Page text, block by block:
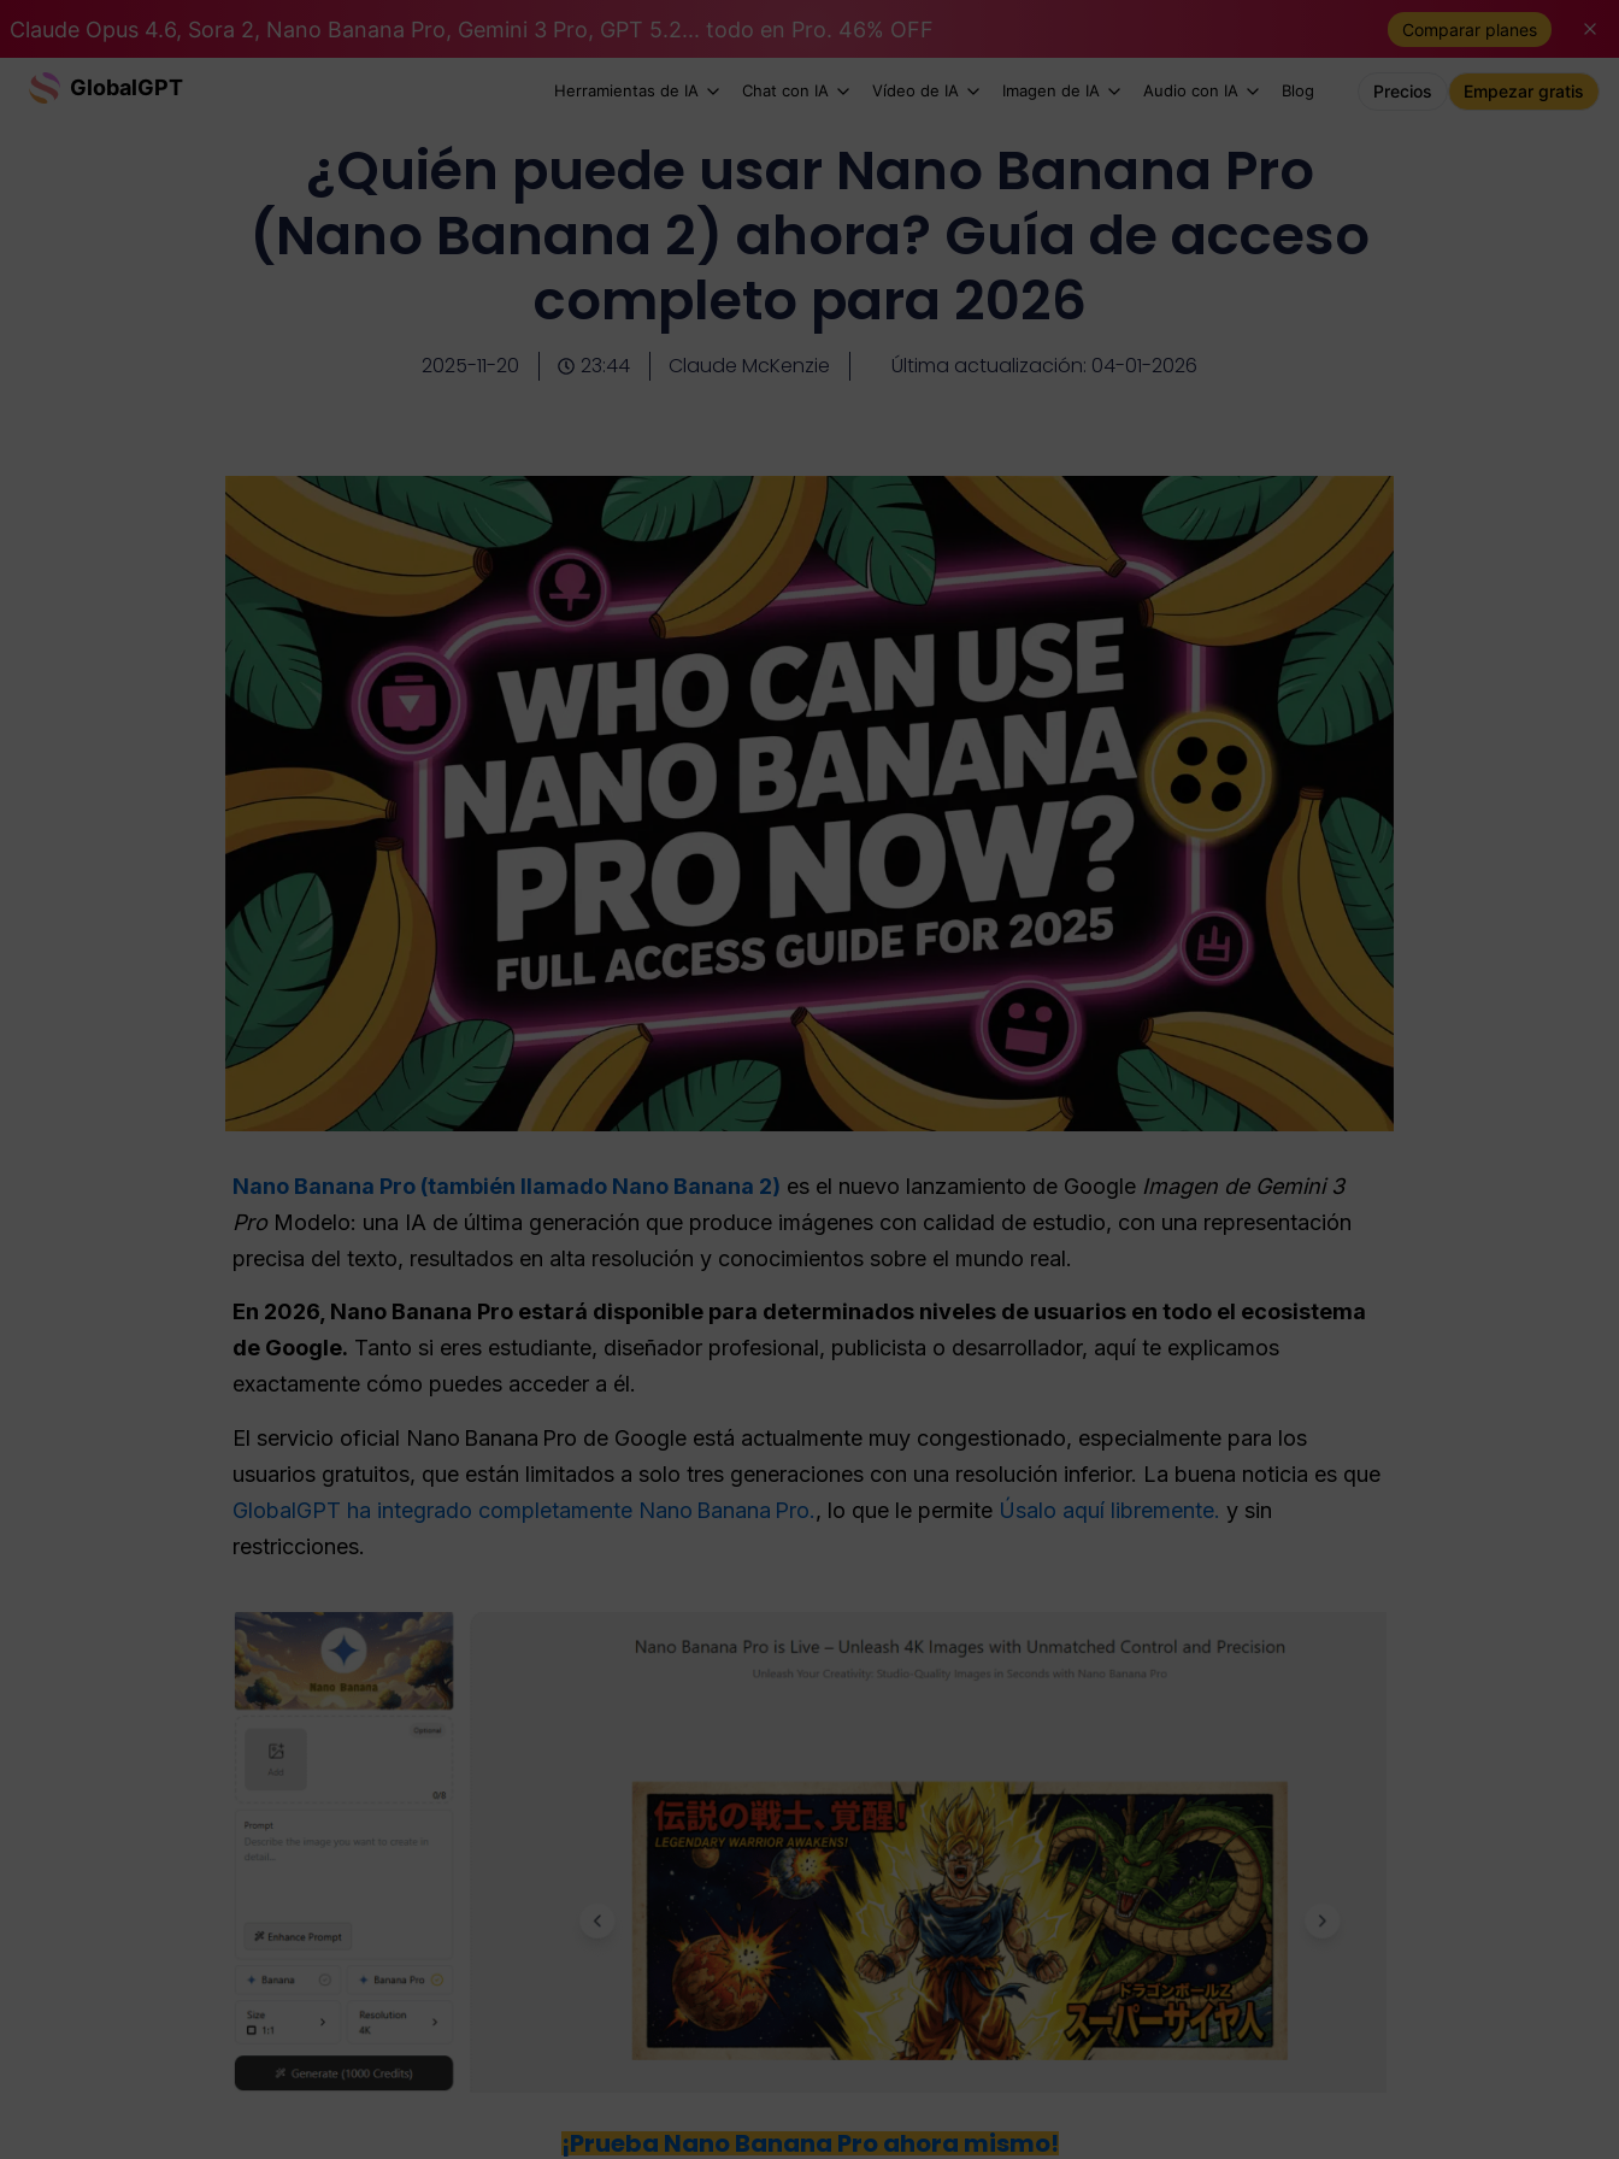
Claude Opus 4.6, Sora 2, Nano Banana Pro, Gemini 3 Pro, GPT 5.2... todo en Pro. 46% OFF Comparar planes
GlobalGPT Herramientas de IA Chat con IA Vídeo de IA Imagen de IA Audio con IA Blog Precios Empezar gratis
¿Quién puede usar Nano Banana Pro
(Nano Banana 2) ahora? Guía de acceso
completo para 2026
2025-11-20 23:44 Claude McKenzie Última actualización: 04-01-2026
Nano Banana Pro (también llamado Nano Banana 2) es el nuevo lanzamiento de Google Imagen de Gemini 3
Pro Modelo: una IA de última generación que produce imágenes con calidad de estudio, con una representación
precisa del texto, resultados en alta resolución y conocimientos sobre el mundo real.
En 2026, Nano Banana Pro estará disponible para determinados niveles de usuarios en todo el ecosistema
de Google. Tanto si eres estudiante, diseñador profesional, publicista o desarrollador, aquí te explicamos
exactamente cómo puedes acceder a él.
El servicio oficial Nano Banana Pro de Google está actualmente muy congestionado, especialmente para los
usuarios gratuitos, que están limitados a solo tres generaciones con una resolución inferior. La buena noticia es que
GlobalGPT ha integrado completamente Nano Banana Pro., lo que le permite Úsalo aquí libremente. y sin
restricciones.
¡Prueba Nano Banana Pro ahora mismo!